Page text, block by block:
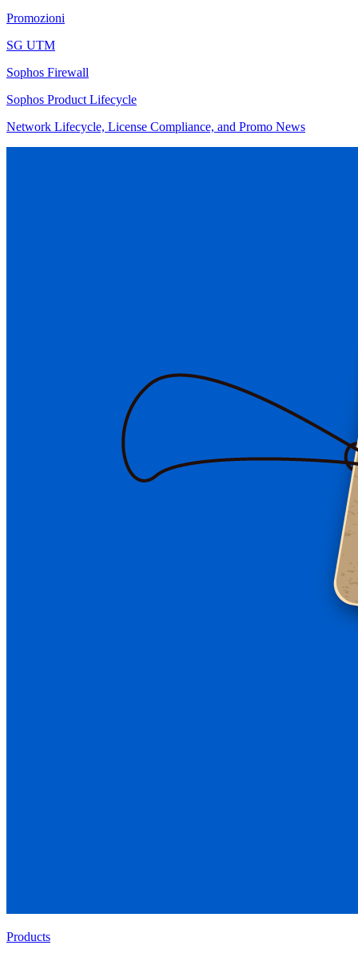
Promozioni
SG UTM
Sophos Firewall
Sophos Product Lifecycle
Network Lifecycle, License Compliance, and Promo News
Products